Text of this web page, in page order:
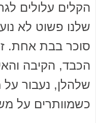
הקלים עלולים
שלנו פשוט לא
סוכר בבת אחת.
הכבד, הקיבה
שלהלן, נעבור על
כשמוותרים על